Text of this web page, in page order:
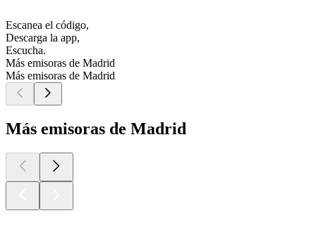
Escanea el código,
Descarga la app,
Escucha.
Más emisoras de Madrid
Más emisoras de Madrid
Más emisoras de Madrid